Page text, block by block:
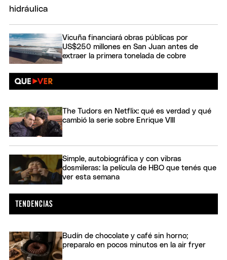
Vicuña financiará obras públicas por
US$250 millones en San Juan antes de
extraer la primera tonelada de cobre
The Tudors en Netflix: qué es verdad y qué
cambió la serie sobre Enrique VIII
Simple, autobiográfica y con vibras
dosmileras: la película de HBO que tenés que
ver esta semana
Budín de chocolate y café sin horno;
preparalo en pocos minutos en la air fryer